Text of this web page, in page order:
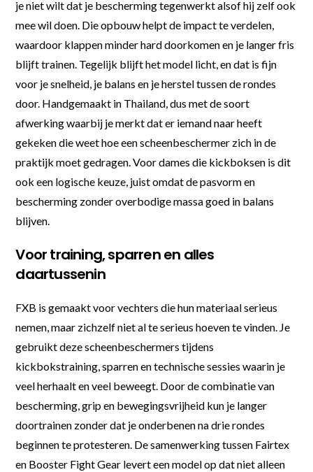
je niet wilt dat je bescherming tegenwerkt alsof hij zelf ook
mee wil doen. Die opbouw helpt de impact te verdelen,
waardoor klappen minder hard doorkomen en je langer fris
blijft trainen. Tegelijk blijft het model licht, en dat is fijn
voor je snelheid, je balans en je herstel tussen de rondes
door. Handgemaakt in Thailand, dus met de soort
afwerking waarbij je merkt dat er iemand naar heeft
gekeken die weet hoe een scheenbeschermer zich in de
praktijk moet gedragen. Voor dames die kickboksen is dit
ook een logische keuze, juist omdat de pasvorm en
bescherming zonder overbodige massa goed in balans
blijven.
Voor training, sparren en alles
daartussenin
FXB is gemaakt voor vechters die hun materiaal serieus
nemen, maar zichzelf niet al te serieus hoeven te vinden. Je
gebruikt deze scheenbeschermers tijdens
kickbokstraining, sparren en technische sessies waarin je
veel herhaalt en veel beweegt. Door de combinatie van
bescherming, grip en bewegingsvrijheid kun je langer
doortrainen zonder dat je onderbenen na drie rondes
beginnen te protesteren. De samenwerking tussen Fairtex
en Booster Fight Gear levert een model op dat niet alleen